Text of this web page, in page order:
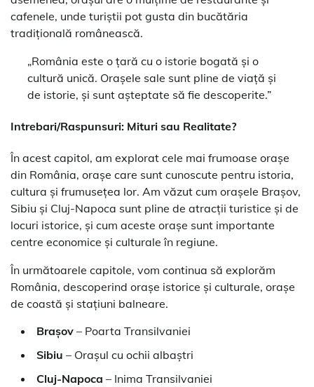
cafenele, unde turiștii pot gusta din bucătăria
tradițională românească.
„România este o țară cu o istorie bogată și o
cultură unică. Orașele sale sunt pline de viață și
de istorie, și sunt așteptate să fie descoperite.”
Intrebari/Raspunsuri: Mituri sau Realitate?
În acest capitol, am explorat cele mai frumoase orașe
din România, orașe care sunt cunoscute pentru istoria,
cultura și frumusețea lor. Am văzut cum orașele Brașov,
Sibiu și Cluj-Napoca sunt pline de atracții turistice și de
locuri istorice, și cum aceste orașe sunt importante
centre economice și culturale în regiune.
În următoarele capitole, vom continua să explorăm
România, descoperind orașe istorice și culturale, orașe
de coastă și stațiuni balneare.
Brașov – Poarta Transilvaniei
Sibiu – Orașul cu ochii albaștri
Cluj-Napoca – Inima Transilvaniei